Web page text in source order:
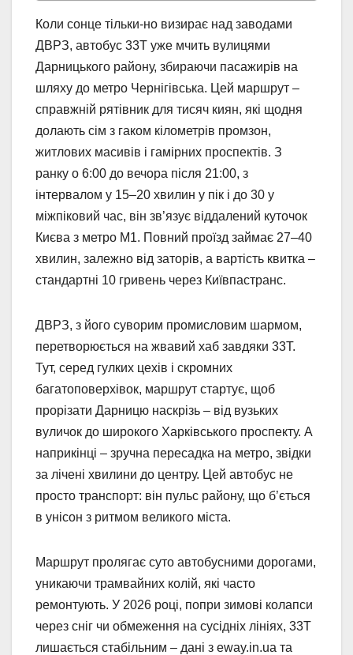
Коли сонце тільки-но визирає над заводами
ДВРЗ, автобус 33Т уже мчить вулицями
Дарницького району, збираючи пасажирів на
шляху до метро Чернігівська. Цей маршрут –
справжній рятівник для тисяч киян, які щодня
долають сім з гаком кілометрів промзон,
житлових масивів і гамірних проспектів. З
ранку о 6:00 до вечора після 21:00, з
інтервалом у 15–20 хвилин у пік і до 30 у
міжпіковий час, він зв’язує віддалений куточок
Києва з метро М1. Повний проїзд займає 27–40
хвилин, залежно від заторів, а вартість квитка –
стандартні 10 гривень через Київпастранс.
ДВРЗ, з його суворим промисловим шармом,
перетворюється на жвавий хаб завдяки 33Т.
Тут, серед гулких цехів і скромних
багатоповерхівок, маршрут стартує, щоб
прорізати Дарницю наскрізь – від вузьких
вуличок до широкого Харківського проспекту. А
наприкінці – зручна пересадка на метро, звідки
за лічені хвилини до центру. Цей автобус не
просто транспорт: він пульс району, що б’ється
в унісон з ритмом великого міста.
Маршрут пролягає суто автобусними дорогами,
уникаючи трамвайних колій, які часто
ремонтують. У 2026 році, попри зимові колапси
через сніг чи обмеження на сусідніх лініях, 33Т
лишається стабільним – дані з eway.in.ua та